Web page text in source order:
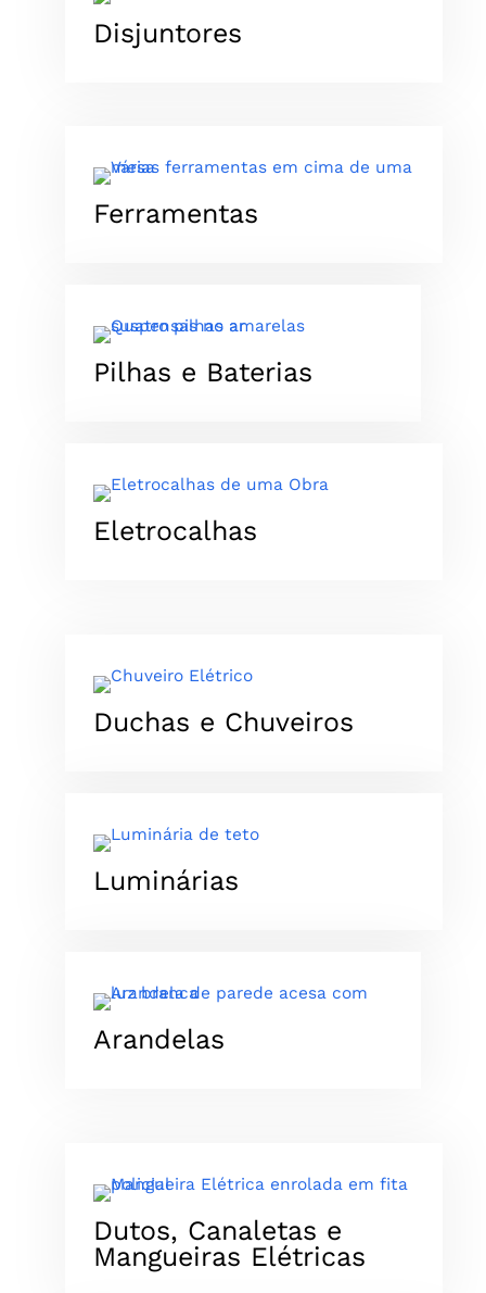
Disjuntores
Ferramentas
Pilhas e Baterias
Eletrocalhas
Duchas e Chuveiros
Luminárias
Arandelas
Dutos, Canaletas e
Mangueiras Elétricas